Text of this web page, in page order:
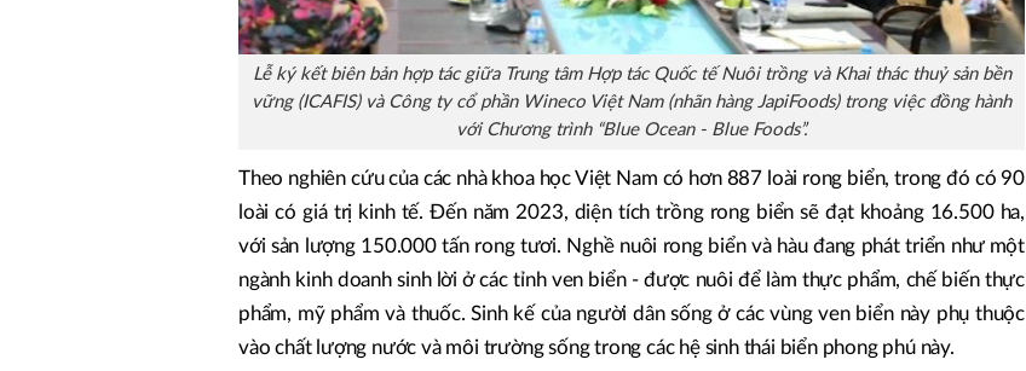
Lễ ký kết biên bản hợp tác giữa Trung tâm Hợp tác Quốc tế Nuôi trồng và Khai thác thuỷ sản bền
vững (ICAFIS) và Công ty cổ phần Wineco Việt Nam (nhãn hàng JapiFoods) trong việc đồng hành
với Chương trình “Blue Ocean - Blue Foods”.
Theo nghiên cứu của các nhà khoa học Việt Nam có hơn 887 loài rong biển, trong đó có 90
loài có giá trị kinh tế. Đến năm 2023, diện tích trồng rong biển sẽ đạt khoảng 16.500 ha,
với sản lượng 150.000 tấn rong tươi. Nghề nuôi rong biển và hàu đang phát triển như một
ngành kinh doanh sinh lời ở các tỉnh ven biển - được nuôi để làm thực phẩm, chế biến thực
phẩm, mỹ phẩm và thuốc. Sinh kế của người dân sống ở các vùng ven biển này phụ thuộc
vào chất lượng nước và môi trường sống trong các hệ sinh thái biển phong phú này.